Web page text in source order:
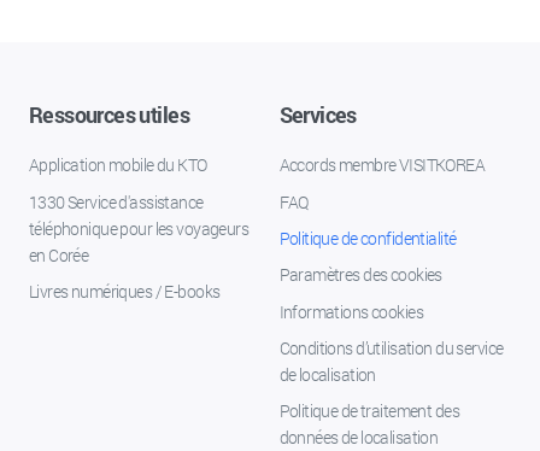
Ressources utiles
Application mobile du KTO
1330 Service d'assistance
téléphonique pour les voyageurs
en Corée
Livres numériques / E-books
Services
Accords membre VISITKOREA
FAQ
Politique de confidentialité
Paramètres des cookies
Informations cookies
Conditions d’utilisation du service
de localisation
Politique de traitement des
données de localisation